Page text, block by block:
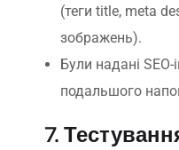
(теги title, meta
зображень).
Були надані SEO-
подальшого
7.